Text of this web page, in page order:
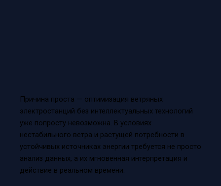
Причина проста — оптимизация ветряных
электростанций без интеллектуальных технологий
уже попросту невозможна. В условиях
нестабильного ветра и растущей потребности в
устойчивых источниках энергии требуется не просто
анализ данных, а их мгновенная интерпретация и
действие в реальном времени.